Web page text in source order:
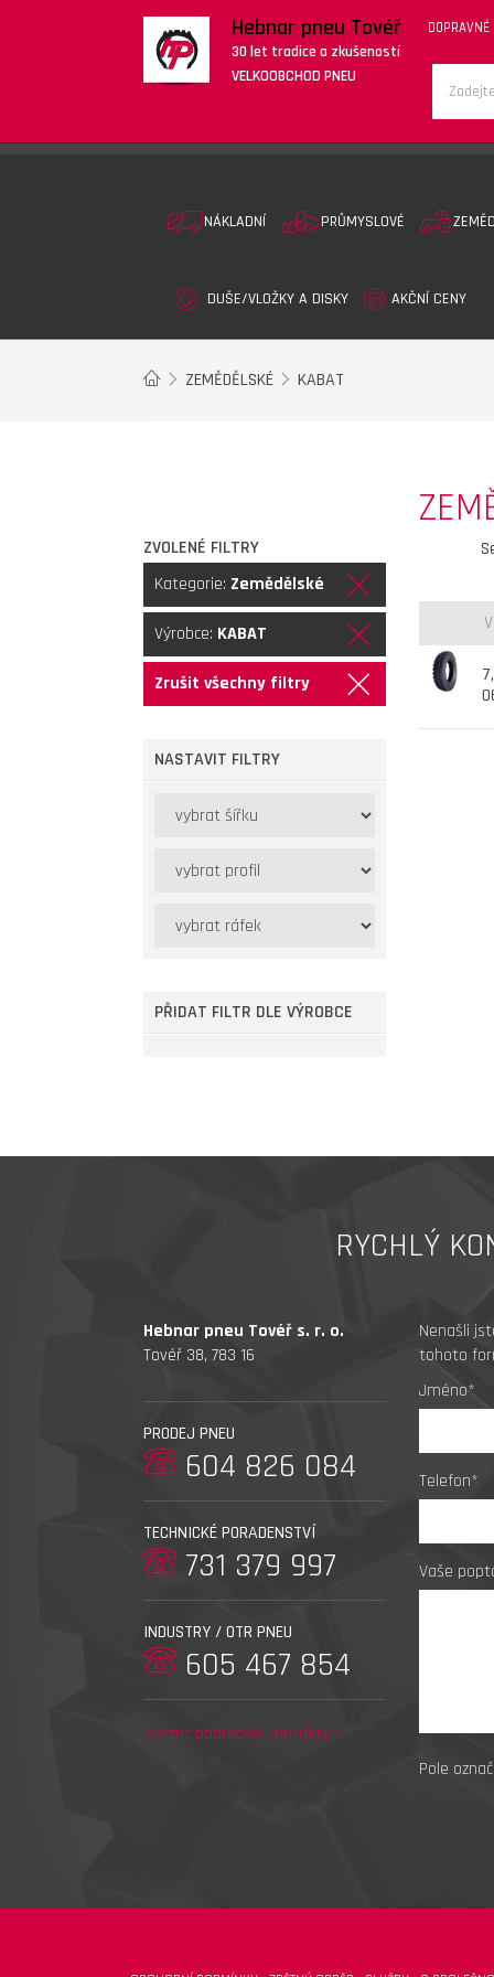
Hebnar pneu Tovéř
30 let tradice a zkušeností
VELKOOBCHOD PNEU
DOPRAVNÉ
NÁKLADNÍ PRŮMYSLOVÉ
DUŠE/VLOŽKY A DISKY AKČNÍ CENY
ZEMĚDĚLSKÉ KABAT
ZVOLENÉ FILTRY
Kategorie: Zemědělské
Výrobce: KABAT
Zrušit všechny filtry
NASTAVIT FILTRY
PŘIDAT FILTR DLE VÝROBCE
RYCHLÝ
Hebnar pneu Tovéř s. r. o.
Tovéř 38, 783 16
PRODEJ PNEU
604 826 084
TECHNICKÉ PORADENSTVÍ
731 379 997
INDUSTRY / OTR PNEU
605 467 854
ukázat podrobné kontakty »
Nenašli
tohoto
Jméno*
Telefon*
Vaše
Pole